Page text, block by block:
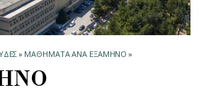
» ΜΑΘΗΜΑΤΑ ΑΝΑ ΕΞΑΜΗΝΟ »